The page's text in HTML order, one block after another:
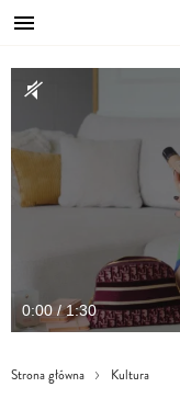
0:00 / 1:30
Strona główna Kultura